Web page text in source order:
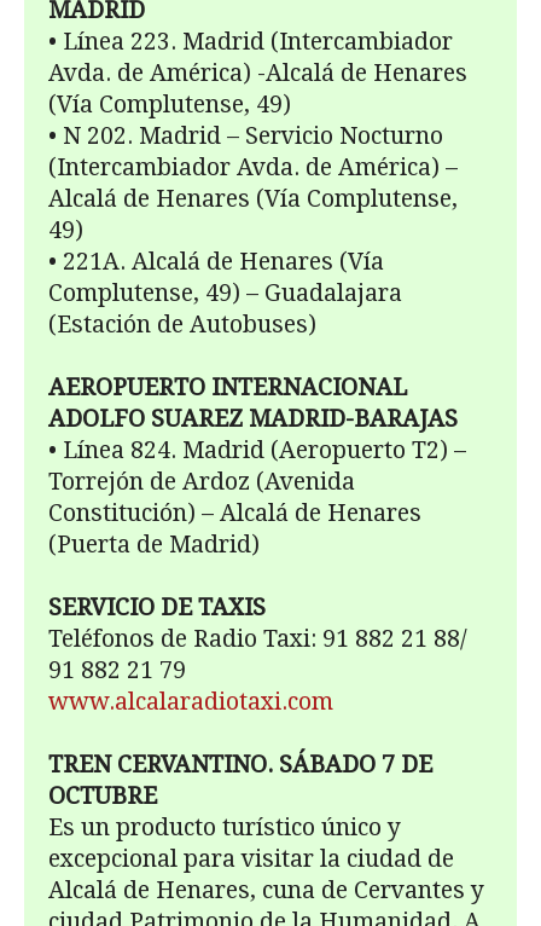
MADRID
• Línea 223. Madrid (Intercambiador
Avda. de América) -Alcalá de Henares
(Vía Complutense, 49)
• N 202. Madrid – Servicio Nocturno
(Intercambiador Avda. de América) –
Alcalá de Henares (Vía Complutense,
49)
• 221A. Alcalá de Henares (Vía
Complutense, 49) – Guadalajara
(Estación de Autobuses)
AEROPUERTO INTERNACIONAL
ADOLFO SUAREZ MADRID-BARAJAS
• Línea 824. Madrid (Aeropuerto T2) –
Torrejón de Ardoz (Avenida
Constitución) – Alcalá de Henares
(Puerta de Madrid)
SERVICIO DE TAXIS
Teléfonos de Radio Taxi: 91 882 21 88/
91 882 21 79
www.alcalaradiotaxi.com
TREN CERVANTINO. SÁBADO 7 DE
OCTUBRE
Es un producto turístico único y
excepcional para visitar la ciudad de
Alcalá de Henares, cuna de Cervantes y